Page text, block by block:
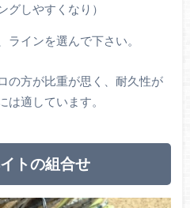
グしやすくなり）
インを選んで下さい。
の方が比重が思く、耐久性が
は適しています。
トの組合せ